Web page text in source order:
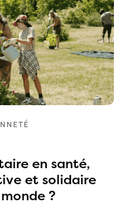
en santé,
et solidaire
?